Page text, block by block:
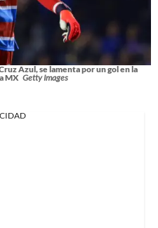
Azul, se lamenta por un gol en la
MX Getty Images